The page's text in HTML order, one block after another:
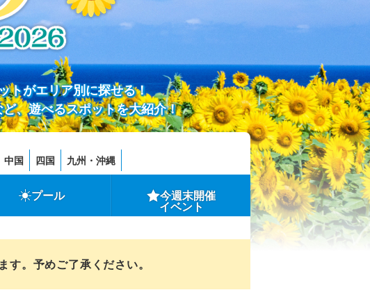
トがエリア別に探せる！
、遊べるスポットを大紹介！
中国 四国 九州・沖縄
プール 今週末開催
イベント
。予めご了承ください。